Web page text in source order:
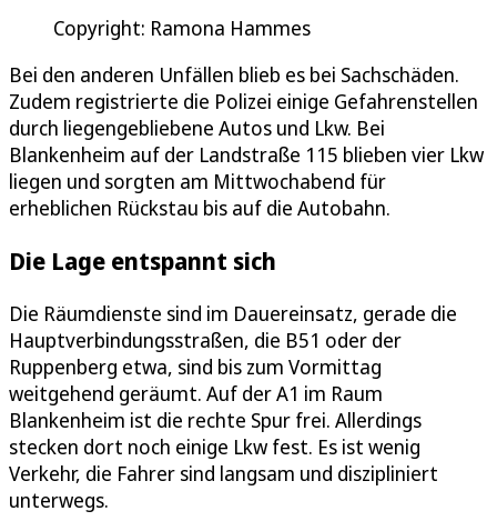
Copyright: Ramona Hammes
Bei den anderen Unfällen blieb es bei Sachschäden.
Zudem registrierte die Polizei einige Gefahrenstellen
durch liegengebliebene Autos und Lkw. Bei
Blankenheim auf der Landstraße 115 blieben vier Lkw
liegen und sorgten am Mittwochabend für
erheblichen Rückstau bis auf die Autobahn.
Die Lage entspannt sich
Die Räumdienste sind im Dauereinsatz, gerade die
Hauptverbindungsstraßen, die B51 oder der
Ruppenberg etwa, sind bis zum Vormittag
weitgehend geräumt. Auf der A1 im Raum
Blankenheim ist die rechte Spur frei. Allerdings
stecken dort noch einige Lkw fest. Es ist wenig
Verkehr, die Fahrer sind langsam und diszipliniert
unterwegs.